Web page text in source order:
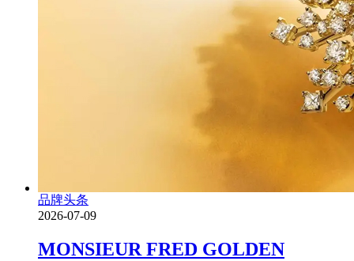
品牌头条
2026-07-09
MONSIEUR FRED GOLDEN